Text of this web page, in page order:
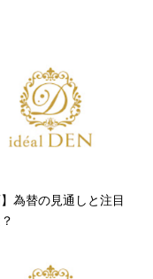
】為替の見通しと注目